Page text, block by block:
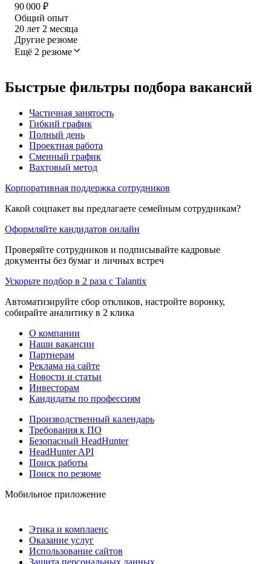
90 000 ₽
Общий опыт
20 лет 2 месяца
Другие резюме
Ещё 2 резюме
Быстрые фильтры подбора вакансий
Частичная занятость
Гибкий график
Полный день
Проектная работа
Сменный график
Вахтовый метод
Корпоративная поддержка сотрудников
Какой соцпакет вы предлагаете семейным сотрудникам?
Оформляйте кандидатов онлайн
Проверяйте сотрудников и подписывайте кадровые
документы без бумаг и личных встреч
Ускорьте подбор в 2 раза с Talantix
Автоматизируйте сбор откликов, настройте воронку,
собирайте аналитику в 2 клика
О компании
Наши вакансии
Партнерам
Реклама на сайте
Новости и статьи
Инвесторам
Кандидаты по профессиям
Производственный календарь
Требования к ПО
Безопасный HeadHunter
HeadHunter API
Поиск работы
Поиск по резюме
Мобильное приложение
Этика и комплаенс
Оказание услуг
Использование сайтов
Защита персональных данных